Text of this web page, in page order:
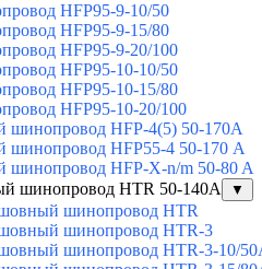
HFP95-9-10/50
HFP95-9-15/80
HFP95-9-20/100
HFP95-10-10/50
HFP95-10-15/80
HFP95-10-20/100
шинопровод HFP-4(5) 50-170A
шинопровод HFP55-4 50-170 А
шинопровод HFP-X-n/m 50-80 A
шинопровод HTR 50-140А
▼
шинопровод HTR
шинопровод HTR-3
шинопровод HTR-3-10/